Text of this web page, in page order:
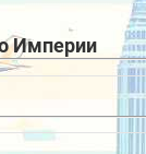
Империи